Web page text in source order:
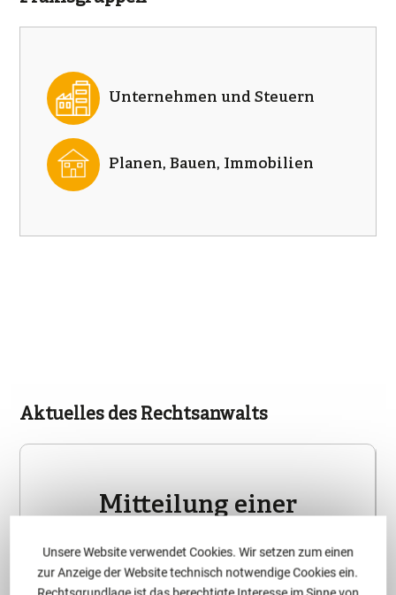
Unternehmen und Steuern
Planen, Bauen, Immobilien
Aktuelles des Rechtsanwalts
Mitteilung einer
Bauverzögerung durch
den Auftraggeber ist
Unsere Website verwendet Cookies. Wir setzen zum einen
zur Anzeige der Website technisch notwendige Cookies ein.